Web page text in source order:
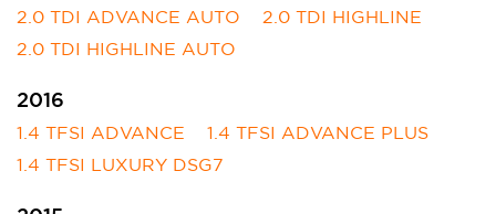
2.0 TDI ADVANCE AUTO
2.0 TDI HIGHLINE
2.0 TDI HIGHLINE AUTO
2016
1.4 TFSI ADVANCE
1.4 TFSI ADVANCE PLUS
1.4 TFSI LUXURY DSG7